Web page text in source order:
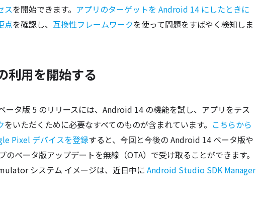
スを開始できます。 アプリのターゲットを Android 14 にしたときに
点を確認し、 互換性フレームワークを使って問題をすばやく検知しま
用を開始する
ータ版 5 のリリースには、Android 14 の機能を試し、アプリをテス
をいただくために必要なすべてのものが含まれています。 こちらから
Pixel デバイスを登録すると、今回と今後の Android 14 ベータ版や
のベータ版アップデートを無線（OTA）で受け取ることができます。
システム イメージは、近日中に Android Studio SDK Manager